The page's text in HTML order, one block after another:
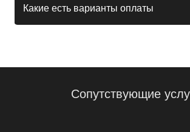
Какие есть варианты оплаты
Сопутствующие